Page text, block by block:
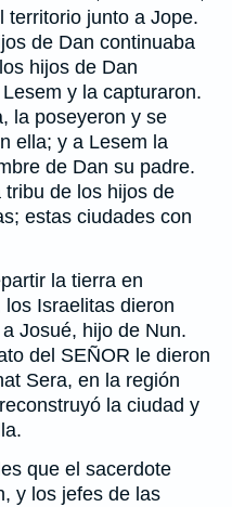
territorio junto a Jope.
de Dan continuaba
hijos de Dan
y la capturaron.
la poseyeron y se
ella; y a Lesem la
de Dan su padre.
de los hijos de
estas ciudades con
la tierra en
Israelitas dieron
Josué, hijo de Nun.
del SEÑOR le dieron
Sera, en la región
la ciudad y
que el sacerdote
y los jefes de las